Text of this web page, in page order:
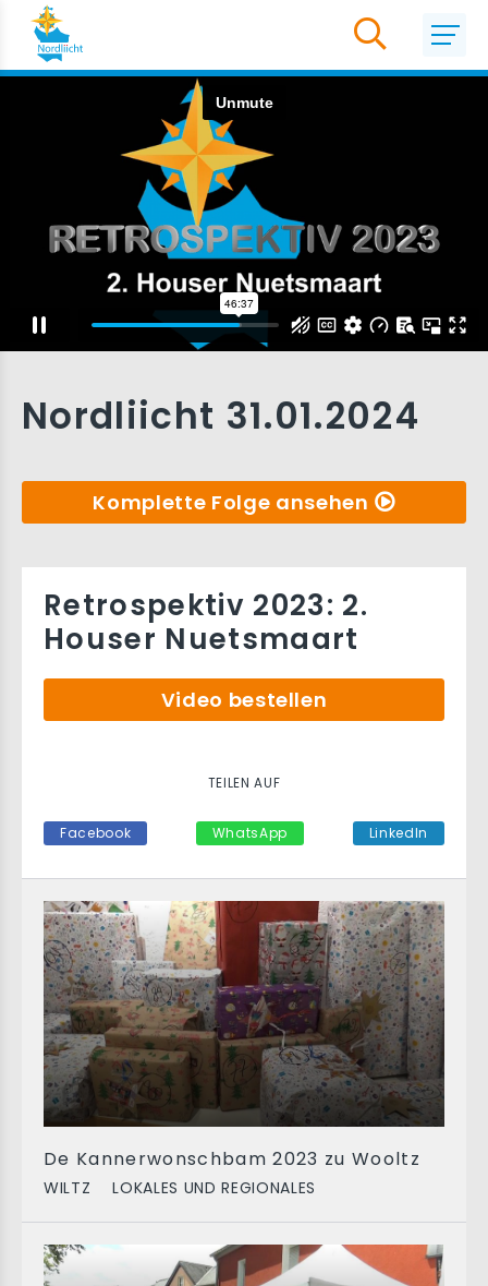
Nordliicht 31.01.2024
Komplette Folge ansehen
De Kannerwonschbam 2023 zu Wooltz
WILTZ LOKALES UND REGIONALES
Retrospektiv 2023: 2.
Houser Nuetsmaart
Video bestellen
TEILEN AUF
Facebook WhatsApp LinkedIn